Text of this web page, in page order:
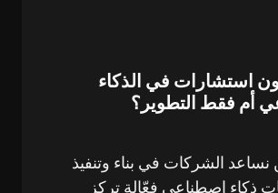
استشارات في الذكاء
أم فقط التطوير؟
الشركات في بناء وتنفيذ
ذكاء اصطناعي فعّالة تركز